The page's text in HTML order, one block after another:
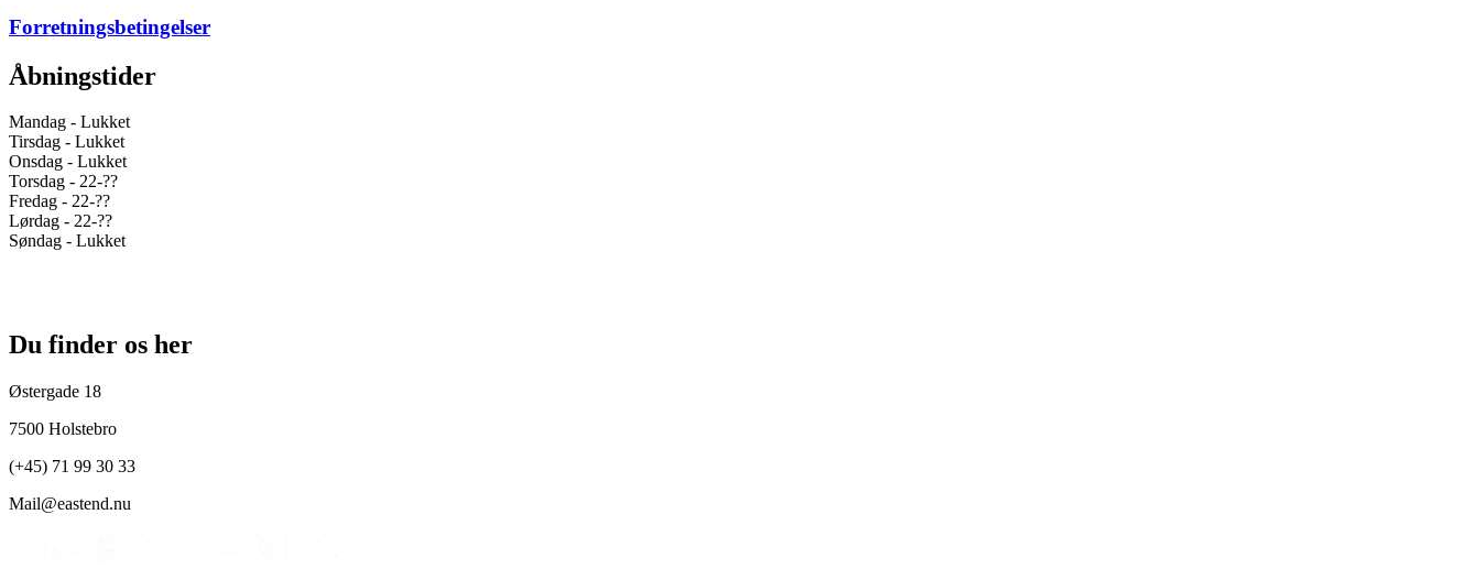
Forretningsbetingelser
Åbningstider
Mandag - Lukket
Tirsdag - Lukket
Onsdag - Lukket
Torsdag - 22-??
Fredag - 22-??
Lørdag - 22-??
Søndag - Lukket
Du finder os her
Østergade 18
7500 Holstebro
(+45) 71 99 30 33
Mail@eastend.nu